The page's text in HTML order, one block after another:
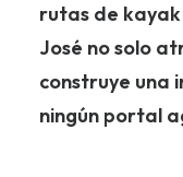
rutas de
José no solo
construye una
ningún portal